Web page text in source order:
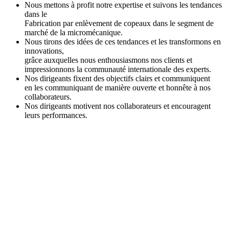
Nous mettons à profit notre expertise et suivons les tendances
dans le
Fabrication par enlèvement de copeaux dans le segment de
marché de la micromécanique.
Nous tirons des idées de ces tendances et les transformons en
innovations,
grâce auxquelles nous enthousiasmons nos clients et
impressionnons la communauté internationale des experts.
Nos dirigeants fixent des objectifs clairs et communiquent
en les communiquant de manière ouverte et honnête à nos
collaborateurs.
Nos dirigeants motivent nos collaborateurs et encouragent
leurs performances.